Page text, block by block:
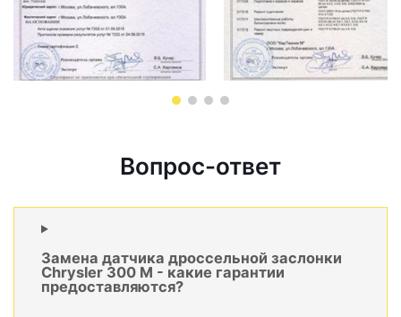
Вопрос-ответ
Замена датчика дроссельной заслонки
Chrysler 300 M - какие гарантии
предоставляются?